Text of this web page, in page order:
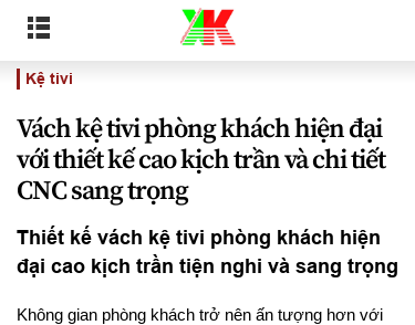
Kệ tivi
Vách kệ tivi phòng khách hiện đại
với thiết kế cao kịch trần và chi tiết
CNC sang trọng
Thiết kế vách kệ tivi phòng khách hiện
đại cao kịch trần tiện nghi và sang trọng
Không gian phòng khách trở nên ấn tượng hơn với